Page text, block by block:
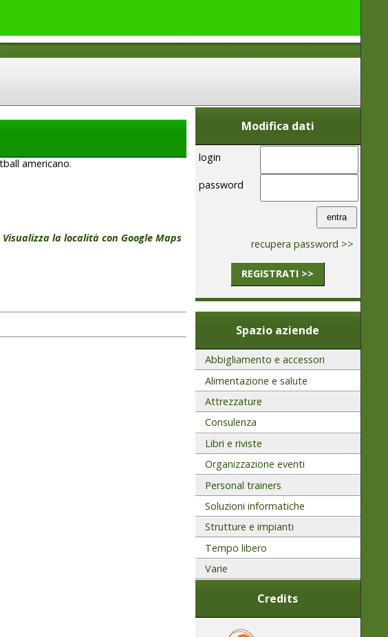
americano.
Visualizza la località con Google Maps
Modifica dati
login
password
recupera password >>
REGISTRATI >>
Spazio aziende
Abbigliamento e accessori
Alimentazione e salute
Attrezzature
Consulenza
Libri e riviste
Organizzazione eventi
Personal trainers
Soluzioni informatiche
Strutture e impianti
Tempo libero
Varie
Credits